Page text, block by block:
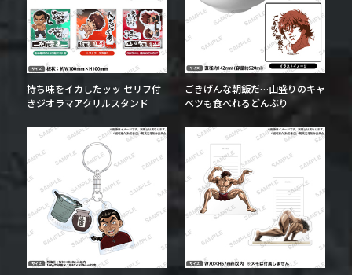
持ち味をイカしたッッ セリフ付
きジオラマアクリルスタンド
ごきげんな朝飯だ…山盛りのキャ
ベツも食べれるどんぶり